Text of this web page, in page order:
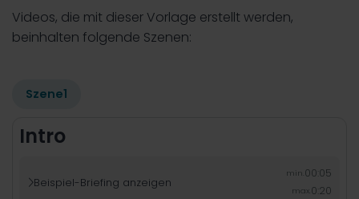
Videos, die mit dieser Vorlage erstellt werden,
beinhalten folgende Szenen:
Szene1
Intro
Beispiel-Briefing anzeigen
min. 00:05
max. 0:20